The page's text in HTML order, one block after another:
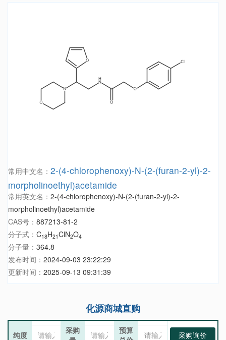
常用中文名： 2-(4-chlorophenoxy)-N-(2-(furan-2-yl)-2-
morpholinoethyl)acetamide
常用英文名： 2-(4-chlorophenoxy)-N-(2-(furan-2-yl)-2-
morpholinoethyl)acetamide
CAS号： 887213-81-2
分子式： C18H21ClN2O4
分子量： 364.8
发布时间： 2024-09-03 23:22:29
更新时间： 2025-09-13 09:31:39
化源商城直购
纯度
采购
预算
采购询价